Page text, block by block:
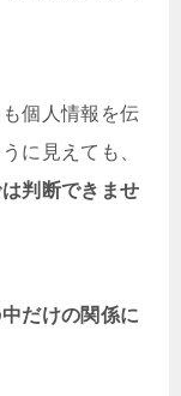
個人情報を伝
に見えても、
判断できませ
だけの関係に